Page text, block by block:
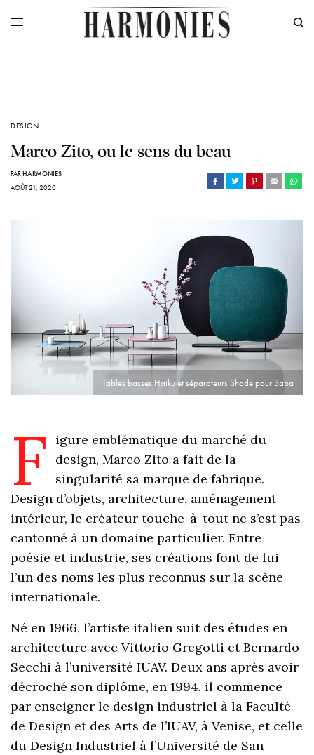
DESIGN
Marco Zito, ou le sens du beau
PARHARMONIES
AOÛT 21, 2020
Tables basses Haiku et séparateurs Shade pour Saba
F
igure emblématique du marché du
design, Marco Zito a fait de la
singularité sa marque de fabrique.
Design d’objets, architecture, aménagement
intérieur, le créateur touche-à-tout ne s’est pas
cantonné à un domaine particulier. Entre
poésie et industrie, ses créations font de lui
l’un des noms les plus reconnus sur la scène
internationale.
Né en 1966, l’artiste italien suit des études en
architecture avec Vittorio Gregotti et Bernardo
Secchi à l’université IUAV. Deux ans après avoir
décroché son diplôme, en 1994, il commence
par enseigner le design industriel à la Faculté
de Design et des Arts de l’IUAV, à Venise, et celle
du Design Industriel à l’Université de San